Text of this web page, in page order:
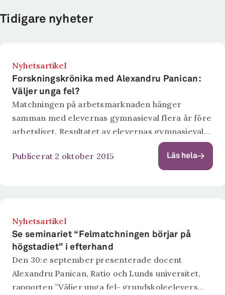
Tidigare nyheter
Nyhetsartikel
Forskningskrönika med Alexandru Panican:
Väljer unga fel?
Matchningen på arbetsmarknaden hänger
samman med elevernas gymnasieval flera år före
arbetslivet. Resultatet av elevernas gymnasieval
blir ofta att de kommer ut på en arbetsmarknad
som kräver andra kunskaper än dem de sökt.
Publicerat 2 oktober 2015 Läs hela
Nyhetsartikel
Se seminariet “Felmatchningen börjar på
högstadiet” i efterhand
Den 30:e september presenterade docent
Alexandru Panican, Ratio och Lunds universitet,
rapporten ”Väljer unga fel- grundskoleelevers